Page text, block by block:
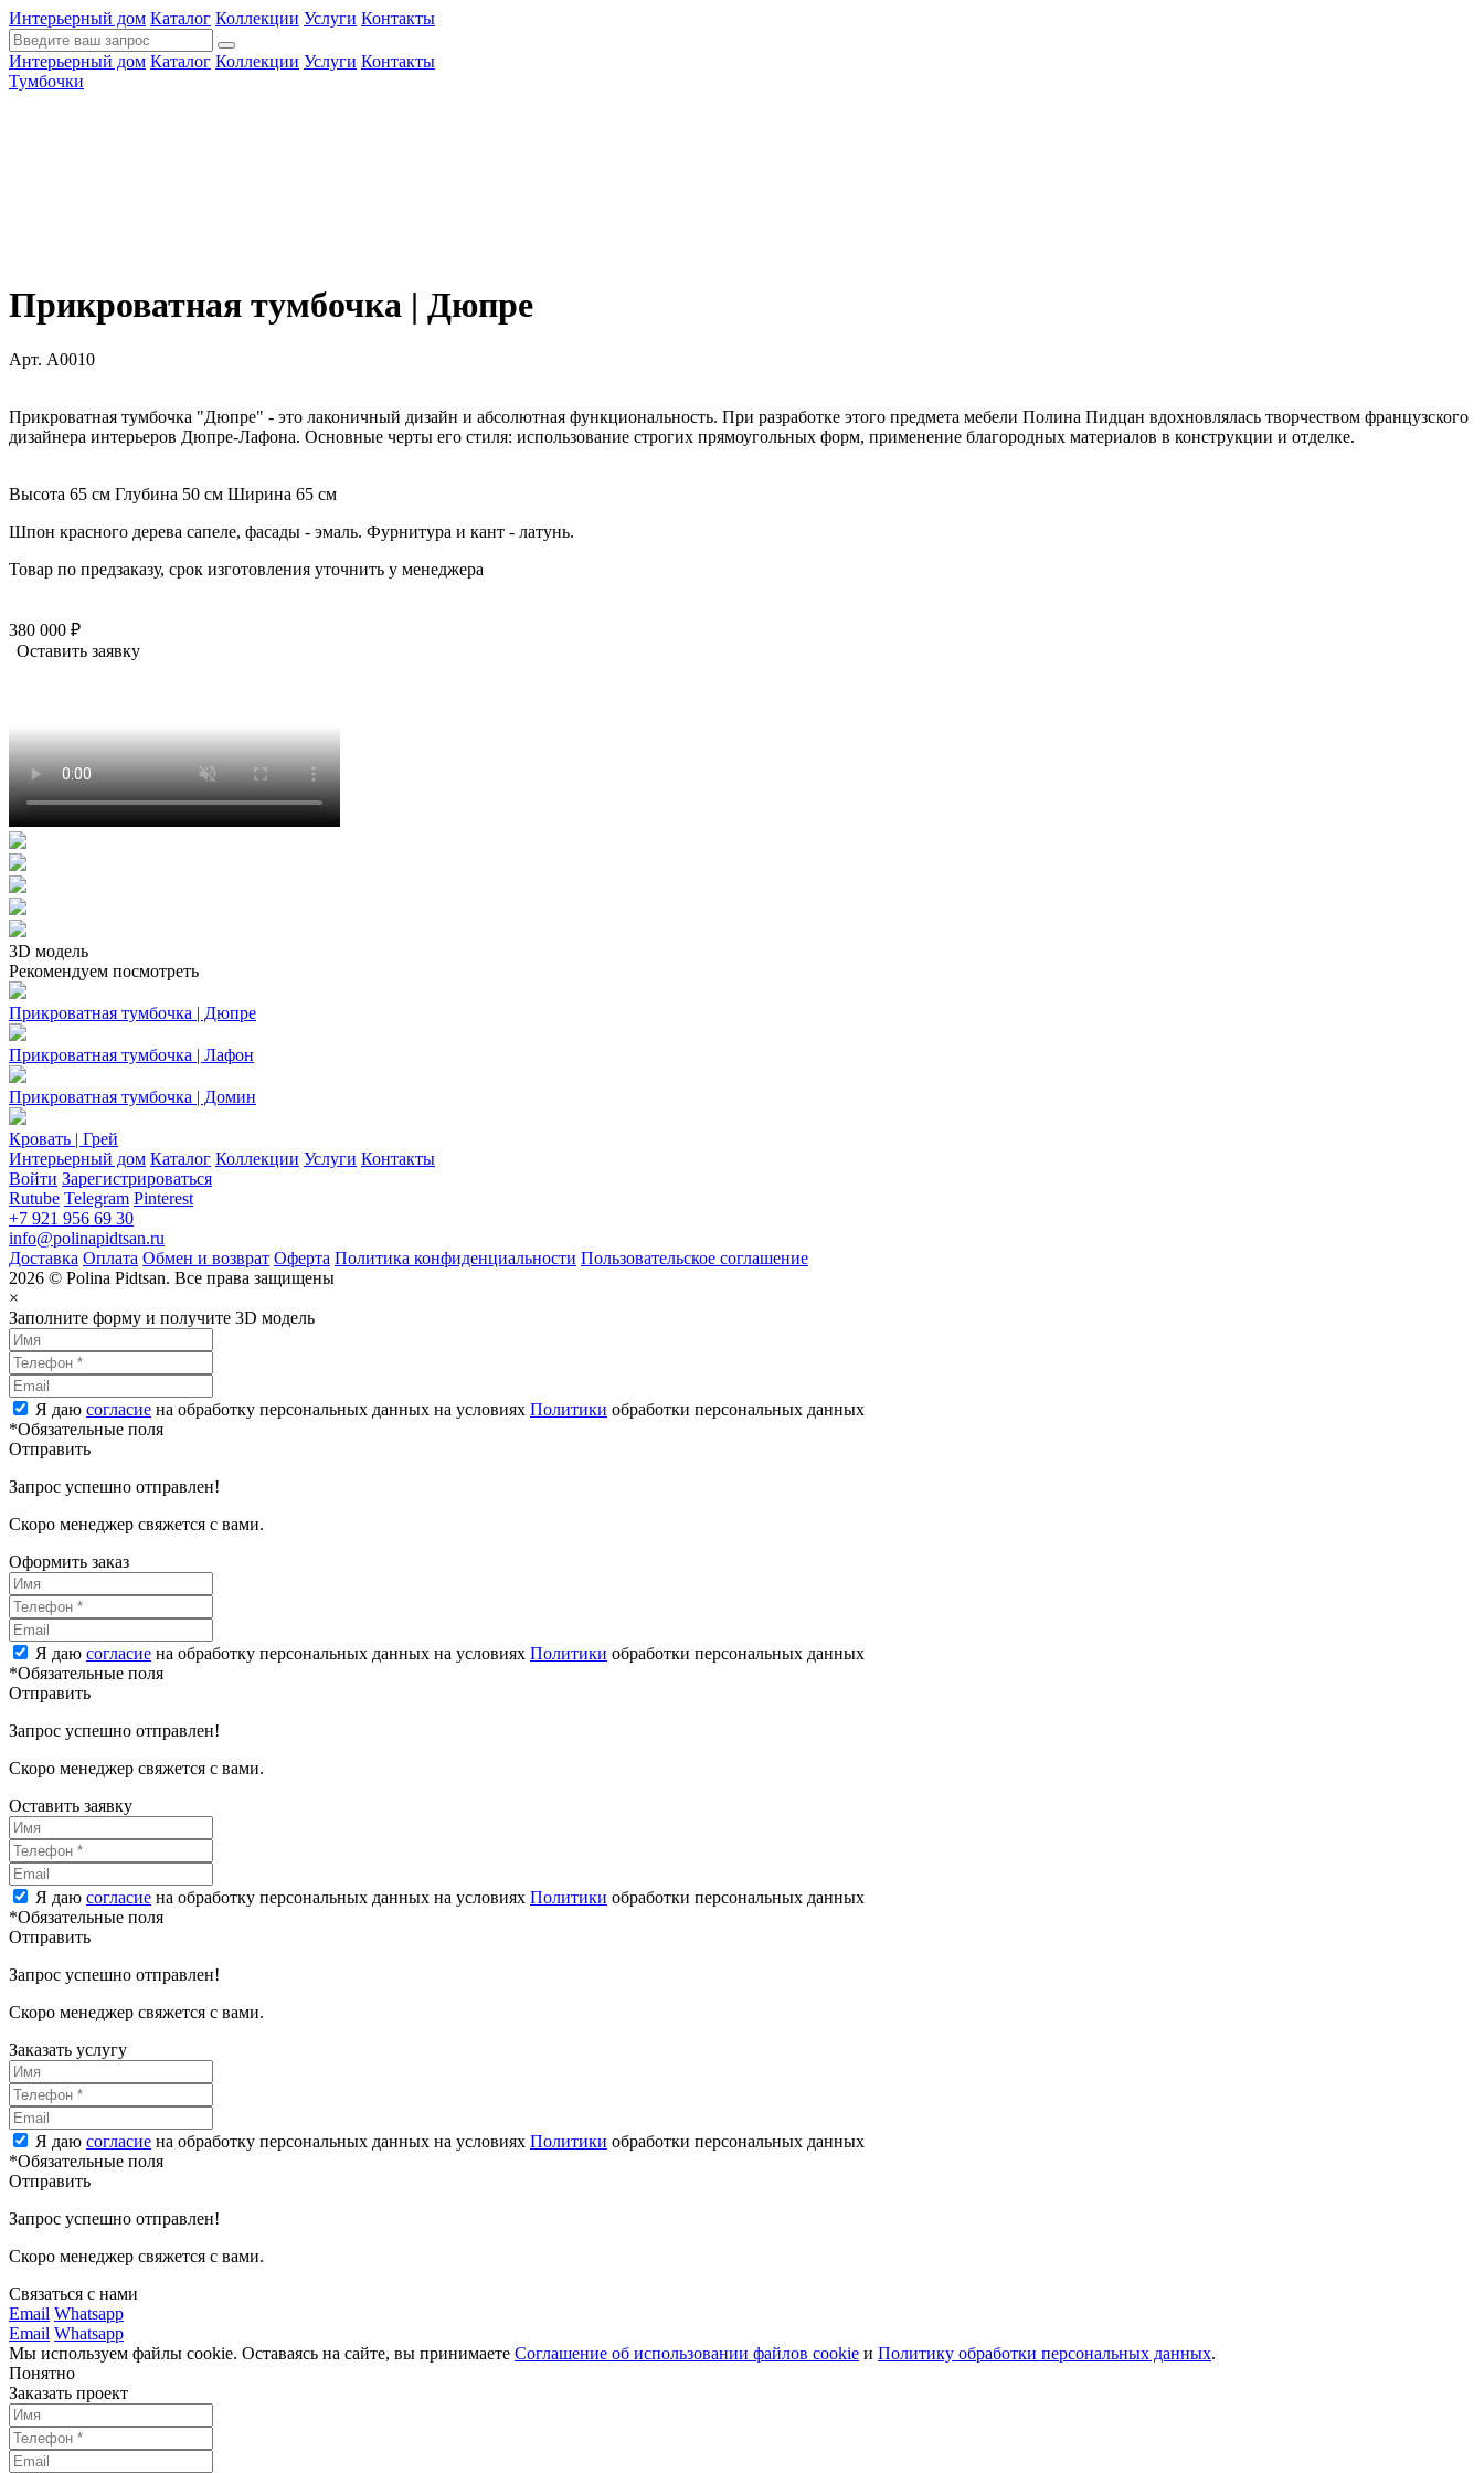
Интерьерный дом Каталог Коллекции Услуги Контакты
Интерьерный дом Каталог Коллекции Услуги Контакты
Тумбочки
Прикроватная тумбочка | Дюпре
Арт. A0010
Прикроватная тумбочка "Дюпре" - это лаконичный дизайн и абсолютная функциональность. При разработке этого предмета мебели Полина Пидцан вдохновлялась творчеством французского
дизайнера интерьеров Дюпре-Лафона. Основные черты его стиля: использование строгих прямоугольных форм, применение благородных материалов в конструкции и отделке.
Высота 65 см Глубина 50 см Ширина 65 см
Шпон красного дерева сапеле, фасады - эмаль. Фурнитура и кант - латунь.
Товар по предзаказу, срок изготовления уточнить у менеджера
380 000 ₽
Оставить заявку
3D модель
Рекомендуем посмотреть
Прикроватная тумбочка | Дюпре
Прикроватная тумбочка | Лафон
Прикроватная тумбочка | Домин
Кровать | Грей
Интерьерный дом Каталог Коллекции Услуги Контакты
Войти Зарегистрироваться
Rutube Telegram Pinterest
+7 921 956 69 30
info@polinapidtsan.ru
Доставка Оплата Обмен и возврат Оферта Политика конфиденциальности Пользовательское соглашение
2026 © Polina Pidtsan. Все права защищены
×
Заполните форму и получите 3D модель
Я даю согласие на обработку персональных данных на условиях Политики обработки персональных данных
*Обязательные поля
Отправить
Запрос успешно отправлен!
Скоро менеджер свяжется с вами.
Оформить заказ
Я даю согласие на обработку персональных данных на условиях Политики обработки персональных данных
*Обязательные поля
Отправить
Запрос успешно отправлен!
Скоро менеджер свяжется с вами.
Оставить заявку
Я даю согласие на обработку персональных данных на условиях Политики обработки персональных данных
*Обязательные поля
Отправить
Запрос успешно отправлен!
Скоро менеджер свяжется с вами.
Заказать услугу
Я даю согласие на обработку персональных данных на условиях Политики обработки персональных данных
*Обязательные поля
Отправить
Запрос успешно отправлен!
Скоро менеджер свяжется с вами.
Связаться с нами
Email Whatsapp
Email Whatsapp
Мы используем файлы cookie. Оставаясь на сайте, вы принимаете Соглашение об использовании файлов cookie и Политику обработки персональных данных.
Понятно
Заказать проект